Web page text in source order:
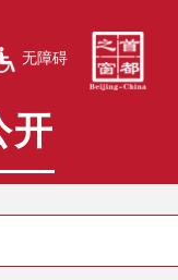
无障碍
开